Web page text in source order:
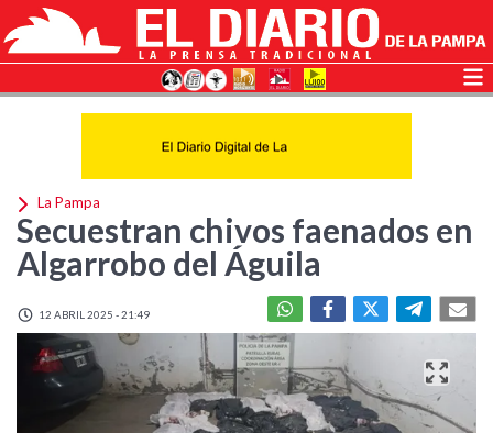
La Pampa
Secuestran chivos faenados en
Algarrobo del Águila
12 ABRIL 2025 - 21:49